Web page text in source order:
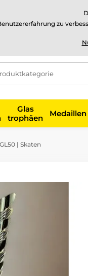
⭐Siehe 504
Glas
trophäen
Medaillen
| Skaten
zu